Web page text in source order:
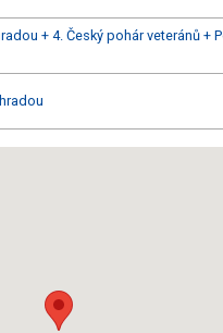
+ 4. Český pohár veteránů +